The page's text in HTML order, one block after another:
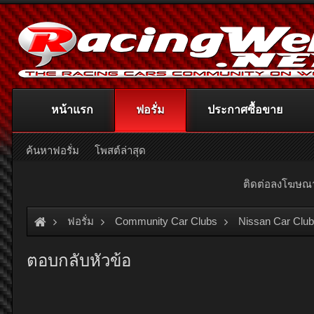
ติดต่อลงโฆษ
ฟอรั่ม Community Car Clubs Nissan Car
ตอบกลับหัวข้อ
หน้าแรก ฟอรั่ม
ค้นหาฟอรั่ม โพสต์ล่าสุด
ประกาศซื้อขาย